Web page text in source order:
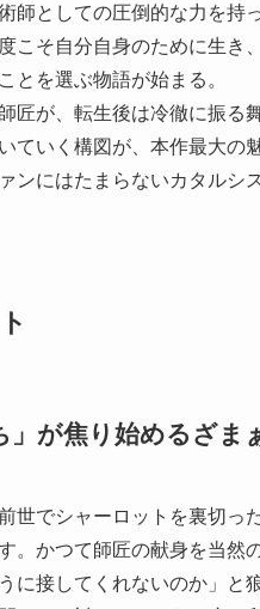
師としての圧倒的な力を持
こそ自分自身のために生き
を選ぶ物語が始まる。
匠が、転生後は冷徹に振る
ていく構図が、本作最大
ンにはたまらないカタルシ
が焦り始めるざま
世でシャーロットを裏切っ
。かつて師匠の献身を当然
に接してくれないのか」と